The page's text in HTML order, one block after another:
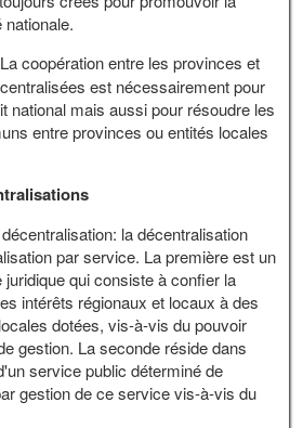
nationale.
coopération entre les provinces et
est nécessairement pour
national mais aussi pour résoudre les
entre provinces ou entités locales
la décentralisation
par service. La première est un
qui consiste à confier la
intérêts régionaux et locaux à des
dotées, vis-à-vis du pouvoir
gestion. La seconde réside dans
service public déterminé de
gestion de ce service vis-à-vis du